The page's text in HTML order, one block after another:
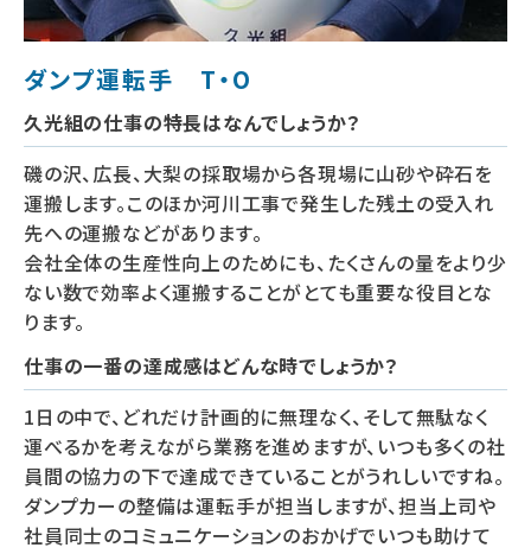
ダンプ運転手 T・O
久光組の仕事の特長はなんでしょうか？
磯の沢、広長、大梨の採取場から各現場に山砂や砕石を
運搬します。このほか河川工事で発生した残土の受入れ
先への運搬などがあります。
会社全体の生産性向上のためにも、たくさんの量をより少
ない数で効率よく運搬することがとても重要な役目とな
ります。
仕事の一番の達成感はどんな時でしょうか？
1日の中で、どれだけ計画的に無理なく、そして無駄なく
運べるかを考えながら業務を進めますが、いつも多くの社
員間の協力の下で達成できていることがうれしいですね。
ダンプカーの整備は運転手が担当しますが、担当上司や
社員同士のコミュニケーションのおかげでいつも助けて